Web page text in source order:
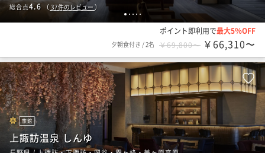
1 2 3 4 5
総合点4.6 （ 37件のレビュー）
ポイント即利用で最大5％OFF
夕朝食付き /2名 ￥69,800〜 ￥66,310〜
旅館
上諏訪温泉 しんゆ